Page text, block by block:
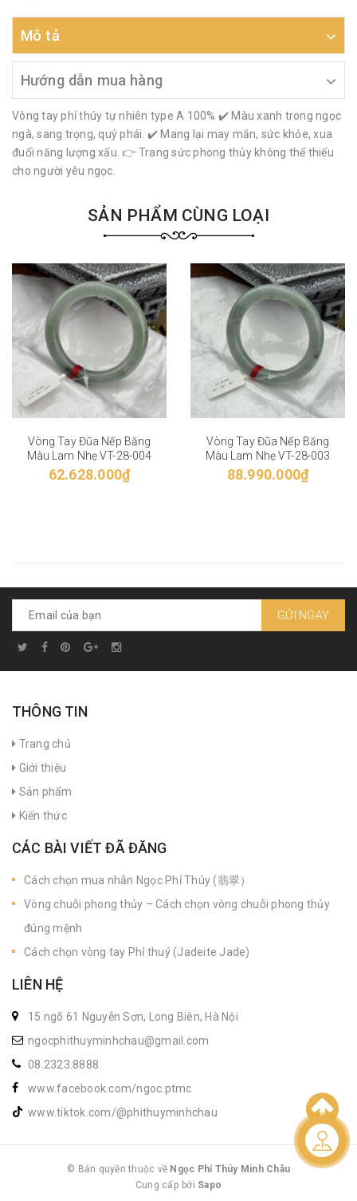
Mô tả
Hướng dẫn mua hàng
Vòng tay phỉ thúy tự nhiên type A 100% ✔️ Màu xanh trong ngọc
ngà, sang trọng, quý phái. ✔️ Mang lại may mắn, sức khỏe, xua
đuổi năng lượng xấu. 👉 Trang sức phong thủy không thể thiếu
cho người yêu ngọc.
SẢN PHẨM CÙNG LOẠI
Vòng Tay Đũa Nếp Băng
Màu Lam Nhẹ VT-28-004
62.628.000₫
Vòng Tay Đũa Nếp Băng
Màu Lam Nhẹ VT-28-003
88.990.000₫
GỬI NGAY
THÔNG TIN
Trang chủ
Giới thiệu
Sản phẩm
Kiến thức
CÁC BÀI VIẾT ĐÃ ĐĂNG
Cách chọn mua nhẫn Ngọc Phỉ Thúy (翡翠）
Vòng chuỗi phong thủy – Cách chọn vòng chuỗi phong thủy
đúng mệnh
Cách chọn vòng tay Phỉ thuý (Jadeite Jade)
LIÊN HỆ
15 ngõ 61 Nguyễn Sơn, Long Biên, Hà Nội
ngocphithuyminhchau@gmail.com
08.2323.8888
www.facebook.com/ngoc.ptmc
www.tiktok.com/@phithuyminhchau
© Bản quyền thuộc về Ngọc Phỉ Thúy Minh Châu
|
Cung cấp bởi Sapo
Liên hệ